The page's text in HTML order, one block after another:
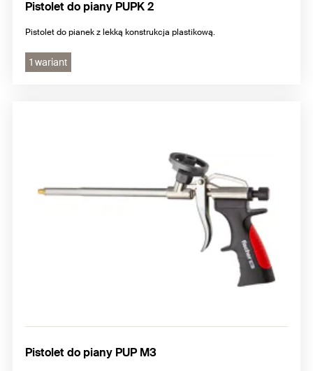
Pistolet do piany PUPK 2
Pistolet do pianek z lekką konstrukcja plastikową.
1 wariant
Pistolet do piany PUP M3